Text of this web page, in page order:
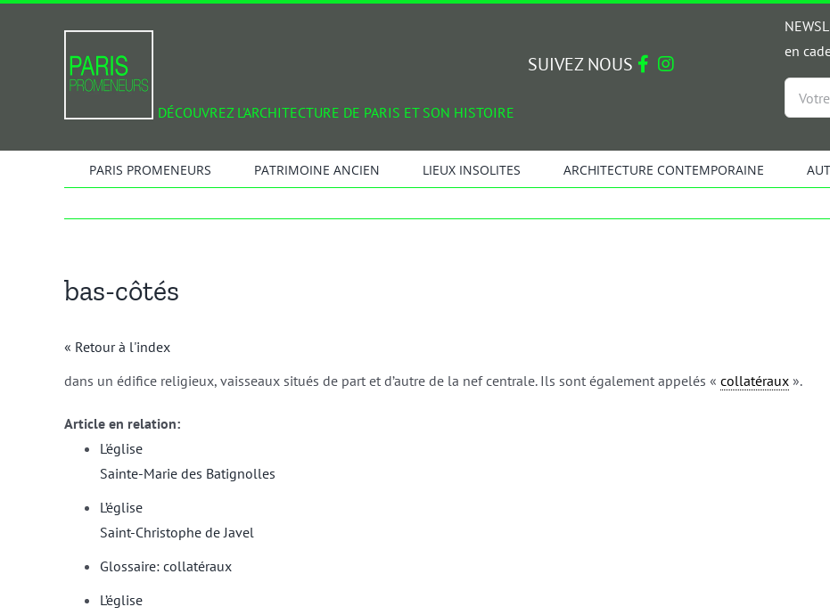
DÉCOUVREZ L'ARCHITECTURE DE PARIS ET SON HISTOIRE
SUIVEZ NOUS
en
Email
*
PARIS PROMENEURS PATRIMOINE ANCIEN LIEUX INSOLITES ARCHITECTURE CONTEMPORAINE
bas-côtés
« Retour à l'index
dans un édifice religieux, vaisseaux situés de part et d’autre de la nef centrale. Ils sont également appelés « collatéraux ».
Article en relation:
L'église
Sainte-Marie des Batignolles
L’église
Saint-Christophe de Javel
Glossaire: collatéraux
L’église